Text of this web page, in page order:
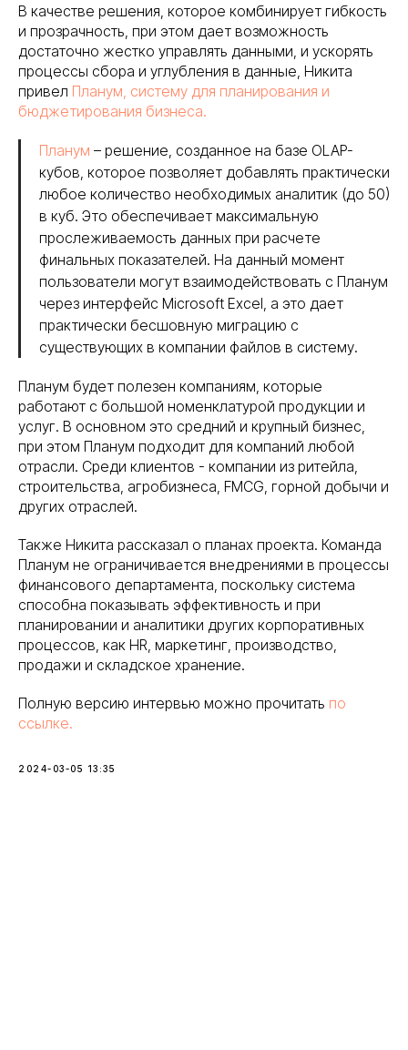
В качестве решения, которое комбинирует гибкость
и прозрачность, при этом дает возможность
достаточно жестко управлять данными, и ускорять
процессы сбора и углубления в данные, Никита
привел Планум, систему для планирования и
бюджетирования бизнеса.
Планум – решение, созданное на базе OLAP-
кубов, которое позволяет добавлять практически
любое количество необходимых аналитик (до 50)
в куб. Это обеспечивает максимальную
прослеживаемость данных при расчете
финальных показателей. На данный момент
пользователи могут взаимодействовать с Планум
через интерфейс Microsoft Excel, а это дает
практически бесшовную миграцию с
существующих в компании файлов в систему.
Планум будет полезен компаниям, которые
работают с большой номенклатурой продукции и
услуг. В основном это средний и крупный бизнес,
при этом Планум подходит для компаний любой
отрасли. Среди клиентов - компании из ритейла,
строительства, агробизнеса, FMCG, горной добычи и
других отраслей.
Также Никита рассказал о планах проекта. Команда
Планум не ограничивается внедрениями в процессы
финансового департамента, поскольку система
способна показывать эффективность и при
планировании и аналитики других корпоративных
процессов, как HR, маркетинг, производство,
продажи и складское хранение.
Полную версию интервью можно прочитать по
ссылке.
2024-03-05 13:35